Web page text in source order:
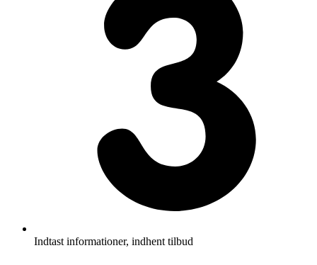
Indtast informationer, indhent tilbud